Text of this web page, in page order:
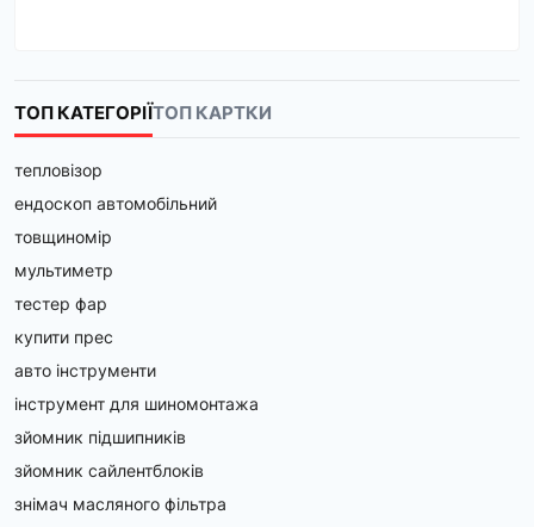
ТОП КАТЕГОРІЇТОП КАРТКИ
тепловізор
ендоскоп автомобільний
товщиномір
мультиметр
тестер фар
купити прес
авто інструменти
інструмент для шиномонтажа
зйомник підшипників
зйомник сайлентблоків
знімач масляного фільтра